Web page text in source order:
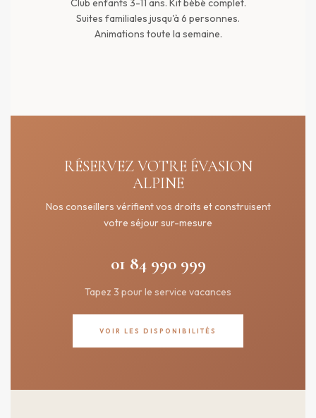
Club enfants 3-11 ans. Kit bébé complet.
Suites familiales jusqu'à 6 personnes.
Animations toute la semaine.
RÉSERVEZ VOTRE ÉVASION
ALPINE
Nos conseillers vérifient vos droits et construisent
votre séjour sur-mesure
01 84 990 999
Tapez 3 pour le service vacances
VOIR LES DISPONIBILITÉS